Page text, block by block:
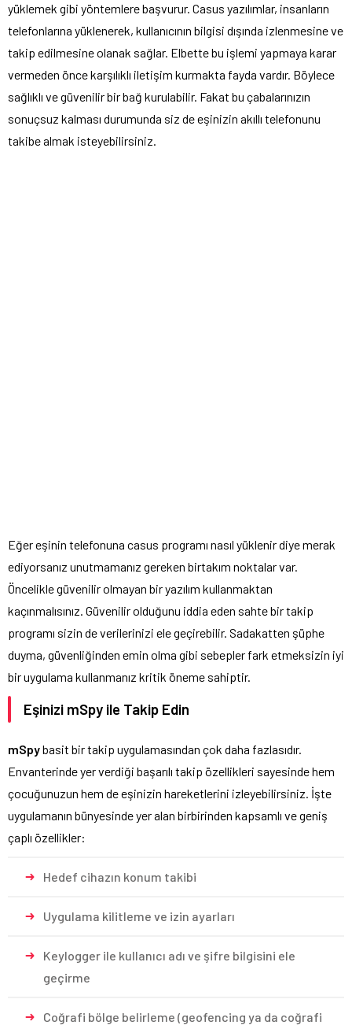
yüklemek gibi yöntemlere başvurur. Casus yazılımlar, insanların
telefonlarına yüklenerek, kullanıcının bilgisi dışında izlenmesine ve
takip edilmesine olanak sağlar. Elbette bu işlemi yapmaya karar
vermeden önce karşılıklı iletişim kurmakta fayda vardır. Böylece
sağlıklı ve güvenilir bir bağ kurulabilir. Fakat bu çabalarınızın
sonuçsuz kalması durumunda siz de eşinizin akıllı telefonunu
takibe almak isteyebilirsiniz.
Eğer eşinin telefonuna casus programı nasıl yüklenir diye merak
ediyorsanız unutmamanız gereken birtakım noktalar var.
Öncelikle güvenilir olmayan bir yazılım kullanmaktan
kaçınmalısınız. Güvenilir olduğunu iddia eden sahte bir takip
programı sizin de verilerinizi ele geçirebilir. Sadakatten şüphe
duyma, güvenliğinden emin olma gibi sebepler fark etmeksizin iyi
bir uygulama kullanmanız kritik öneme sahiptir.
Eşinizi mSpy ile Takip Edin
mSpybasit bir takip uygulamasından çok daha fazlasıdır.
Envanterinde yer verdiği başarılı takip özellikleri sayesinde hem
çocuğunuzun hem de eşinizin hareketlerini izleyebilirsiniz. İşte
uygulamanın bünyesinde yer alan birbirinden kapsamlı ve geniş
çaplı özellikler:
Hedef cihazın konum takibi
Uygulama kilitleme ve izin ayarları
Keylogger ile kullanıcı adı ve şifre bilgisini ele
geçirme
Coğrafi bölge belirleme (geofencing ya da coğrafi